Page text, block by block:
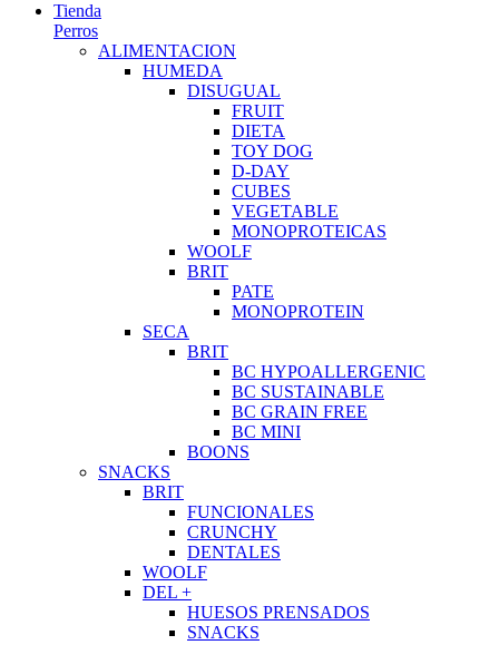
Tienda
Perros
ALIMENTACION
HUMEDA
DISUGUAL
FRUIT
DIETA
TOY DOG
D-DAY
CUBES
VEGETABLE
MONOPROTEICAS
WOOLF
BRIT
PATE
MONOPROTEIN
SECA
BRIT
BC HYPOALLERGENIC
BC SUSTAINABLE
BC GRAIN FREE
BC MINI
BOONS
SNACKS
BRIT
FUNCIONALES
CRUNCHY
DENTALES
WOOLF
DEL +
HUESOS PRENSADOS
SNACKS